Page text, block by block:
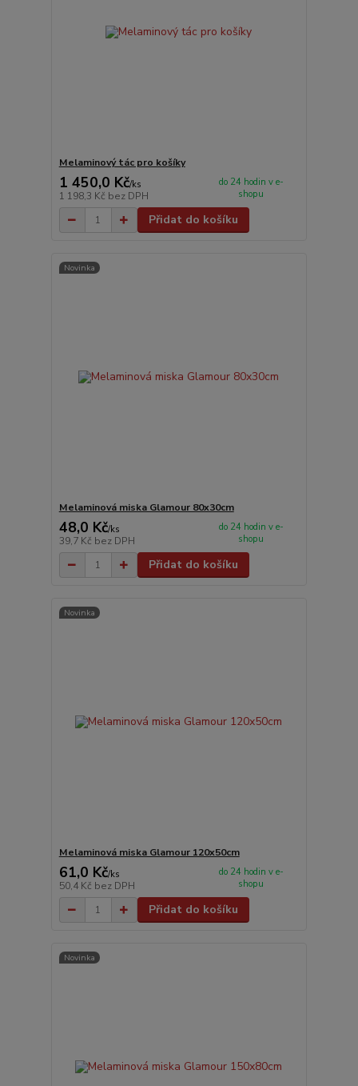
Melaminový tác pro košíky
1 450,0 Kč/ks
1 198,3 Kč bez DPH
do 24 hodin v e-
shopu
Přidat do košíku
Novinka
Melaminová miska Glamour 80x30cm
48,0 Kč/ks
39,7 Kč bez DPH
do 24 hodin v e-
shopu
Přidat do košíku
Novinka
Melaminová miska Glamour 120x50cm
61,0 Kč/ks
50,4 Kč bez DPH
do 24 hodin v e-
shopu
Přidat do košíku
Novinka